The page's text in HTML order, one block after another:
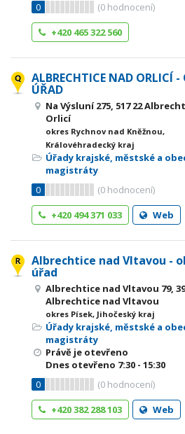
0
(0 hodnocení)
+420 465 322 560
ALBRECHTICE NAD ORLICÍ -
ÚŘAD
Na Výsluní 275, 517 22
Orlicí
okres Rychnov nad Kněžnou,
Královéhradecký kraj
Úřady krajské, městské a
magistráty
0
(0 hodnocení)
+420 494 371 033
Web
Albrechtice nad Vltavou -
úřad
Albrechtice nad Vltavou 79,
Albrechtice nad Vltavou
okres Písek, Jihočeský kraj
Úřady krajské, městské a
magistráty
Právě je otevřeno
Dnes otevřeno 7:30 - 15:30
0
(0 hodnocení)
+420 382 288 103
Web